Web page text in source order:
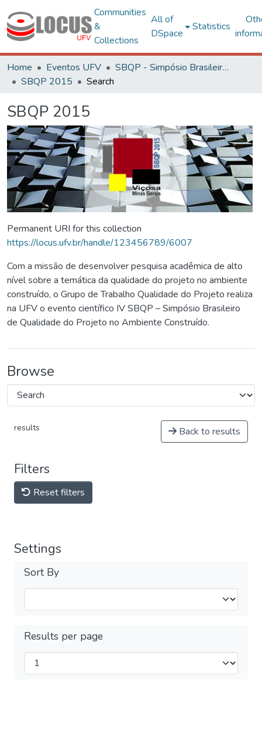
Communities
&
Collections
All of
DSpace
Statistics
Home Eventos UFV
SBQP - Simpósio Brasileiro de Qualidade do Projeto no Ambiente Construído
SBQP 2015
Search
SBQP 2015
Permanent URI for this collection
https://locus.ufv.br/handle/123456789/6007
Com a missão de desenvolver pesquisa acadêmica de alto
nível sobre a temática da qualidade do projeto no ambiente
construído, o Grupo de Trabalho Qualidade do Projeto realiza
na UFV o evento científico IV SBQP – Simpósio Brasileiro
de Qualidade do Projeto no Ambiente Construído.
Browse
results Back to results
Filters
Reset filters
Settings
Sort By
Results per page